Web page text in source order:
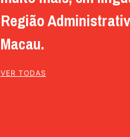
Região
Macau.
VER TODAS